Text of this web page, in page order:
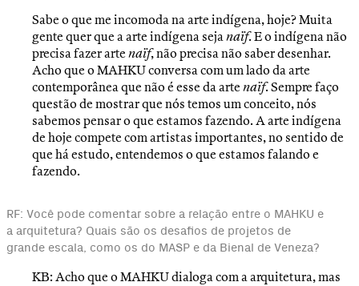
Sabe o que me incomoda na arte indígena, hoje? Muita
gente quer que a arte indígena sejanaïf. E o indígena não
precisa fazer artenaïf, não precisa não saber desenhar.
Acho que o MAHKU conversa com um lado da arte
contemporânea que não é esse da artenaïf. Sempre faço
questão de mostrar que nós temos um conceito, nós
sabemos pensar o que estamos fazendo. A arte indígena
de hoje compete com artistas importantes, no sentido de
que há estudo, entendemos o que estamos falando e
fazendo.
RF: Você pode comentar sobre a relação entre o MAHKU e
a arquitetura? Quais são os desafios de projetos de
grande escala, como os do MASP e da Bienal de Veneza?
KB: Acho que o MAHKU dialoga com a arquitetura, mas